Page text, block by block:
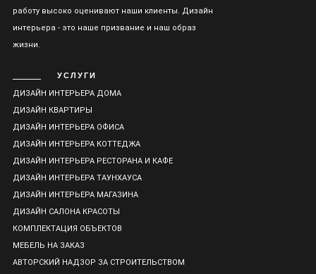
работу высоко оценивают наши клиенты. Дизайн
интерьера - это наше призвание и наш образ
жизни.
УСЛУГИ
ДИЗАЙН ИНТЕРЬЕРА ДОМА
ДИЗАЙН КВАРТИРЫ
ДИЗАЙН ИНТЕРЬЕРА ОФИСА
ДИЗАЙН ИНТЕРЬЕРА КОТТЕДЖА
ДИЗАЙН ИНТЕРЬЕРА РЕСТОРАНА И КАФЕ
ДИЗАЙН ИНТЕРЬЕРА ТАУНХАУСА
ДИЗАЙН ИНТЕРЬЕРА МАГАЗИНА
ДИЗАЙН САЛОНА КРАСОТЫ
КОМПЛЕКТАЦИЯ ОБЪЕКТОВ
МЕБЕЛЬ НА ЗАКАЗ
АВТОРСКИЙ НАДЗОР ЗА СТРОИТЕЛЬСТВОМ